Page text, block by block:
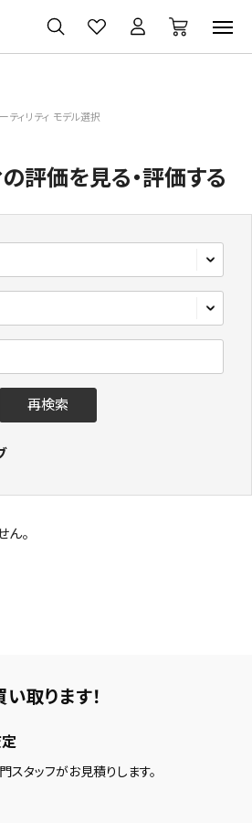
品
買取
無料査定
クーポン
一覧
ティリティ モデル選択
評価を見る・評価する
再検索
。
い取ります！
スタッフがお見積りします。